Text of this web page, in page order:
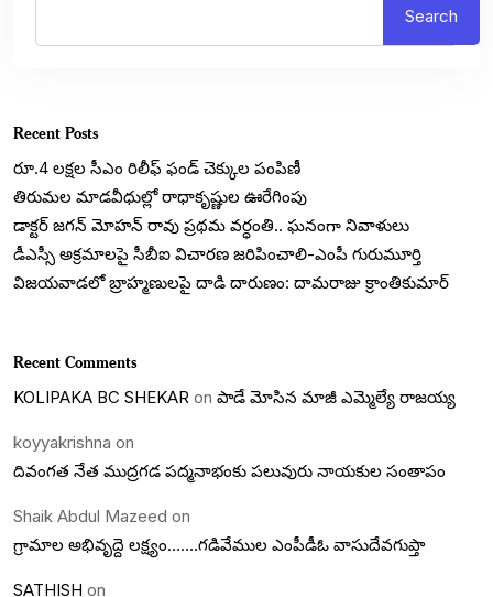
Search
Recent Posts
రూ.4 లక్షల సీఎం రిలీఫ్ ఫండ్ చెక్కుల పంపిణీ
తిరుమల మాడవీధుల్లో రాధాకృష్ణుల ఊరేగింపు
డాక్టర్ జగన్ మోహన్ రావు ప్రథమ వర్ధంతి.. ఘనంగా నివాళులు
డీఎస్సీ అక్రమాలపై సీబీఐ విచారణ జరిపించాలి-ఎంపీ గురుమూర్తి
విజయవాడలో బ్రాహ్మణులపై దాడి దారుణం: దామరాజు క్రాంతికుమార్
Recent Comments
KOLIPAKA BC SHEKAR on పాడే మోసిన మాజీ ఎమ్మెల్యే రాజయ్య
koyyakrishna on
దివంగత నేత ముద్రగడ పద్మనాభంకు పలువురు నాయకుల సంతాపం
Shaik Abdul Mazeed on
గ్రామాల అభివృద్దె లక్ష్యం…….గడివేముల ఎంపీడీఓ వాసుదేవగుప్తా
SATHISH on